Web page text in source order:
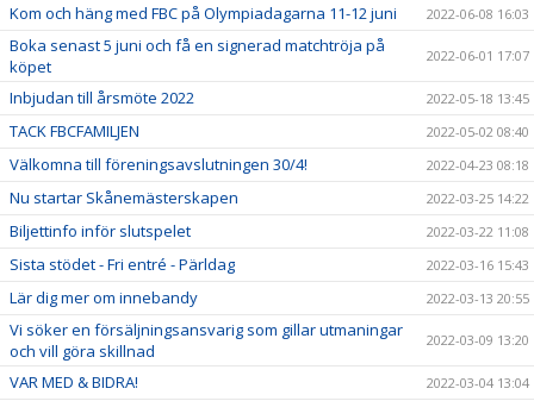
Kom och häng med FBC på Olympiadagarna 11-12 juni 2022-06-08 16:03
Boka senast 5 juni och få en signerad matchtröja på
köpet
2022-06-01 17:07
Inbjudan till årsmöte 2022 2022-05-18 13:45
TACK FBCFAMILJEN 2022-05-02 08:40
Välkomna till föreningsavslutningen 30/4! 2022-04-23 08:18
Nu startar Skånemästerskapen 2022-03-25 14:22
Biljettinfo inför slutspelet 2022-03-22 11:08
Sista stödet - Fri entré - Pärldag 2022-03-16 15:43
Lär dig mer om innebandy 2022-03-13 20:55
Vi söker en försäljningsansvarig som gillar utmaningar
och vill göra skillnad
2022-03-09 13:20
VAR MED & BIDRA! 2022-03-04 13:04